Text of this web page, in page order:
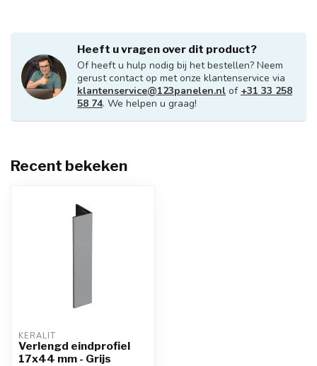
Heeft u vragen over dit product?
Of heeft u hulp nodig bij het bestellen? Neem
gerust contact op met onze klantenservice via
klantenservice@123panelen.nl of +31 33 258
58 74. We helpen u graag!
Recent bekeken
KERALIT
Verlengd eindprofiel
17x44 mm - Grijs